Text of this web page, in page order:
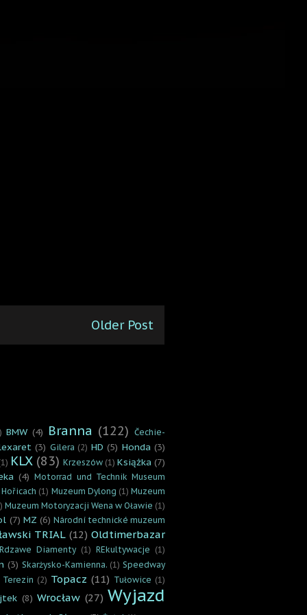
Older Post
BMW (4) Branna (122) Čechie-
(3) Gilera (2) HD (5) Honda (3)
KLX (83) Krzeszów (1) Książka (7)
(4) Motorrad und Technik Museum
(1) Muzeum Dylong (1) Muzeum
Muzeum Motoryzacji Wena w Oławie (1)
(7) MZ (6) Národní technické muzeum
TRIAL (12) Oldtimerbazar
Rdzawe Diamenty (1) REkultywacje (1)
(3) Skarżysko-Kamienna. (1) Speedway
Terezin (2) Topacz (11) Tułowice (1)
(8) Wrocław (27) Wyjazd